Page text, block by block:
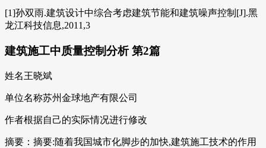
[1]孙双雨.建筑设计中综合考虑建筑节能和建筑噪声控制[J].黑
龙江科技信息,2011,3
建筑施工中质量控制分析 第2篇
姓名王晓斌
单位名称苏州金球地产有限公司
作者根据自己的实际情况进行修改
摘要：摘要:随着我国城市化脚步的加快,建筑施工技术的作用